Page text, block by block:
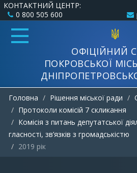
КОНТАКТНИЙ ЦЕНТР:
0 800 505 600
ОФІЦІЙНИЙ
ПОКРОВСЬКОЇ
Головна Рішення міської ради
Протоколи комісій 7 скликання
Комісія з питань депутатської
гласності, зв’язків з громадськістю
2019 рік